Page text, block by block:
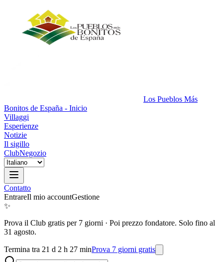
Los Pueblos Más
Bonitos de España - Inicio
Villaggi
Esperienze
Notizie
Il sigillo
ClubNegozio
Contatto
EntrareIl mio accountGestione
✨
Prova il Club gratis per 7 giorni · Poi prezzo fondatore. Solo fino al
31 agosto.
Termina tra 21 d 2 h 27 minProva 7 giorni gratis